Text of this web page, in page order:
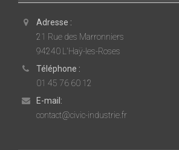
Adresse :
21 Rue des Marronniers
94240 L'Haÿ-les-Roses
Téléphone :
01 45 76 60 12
E-mail:
contact@civic-industrie.fr